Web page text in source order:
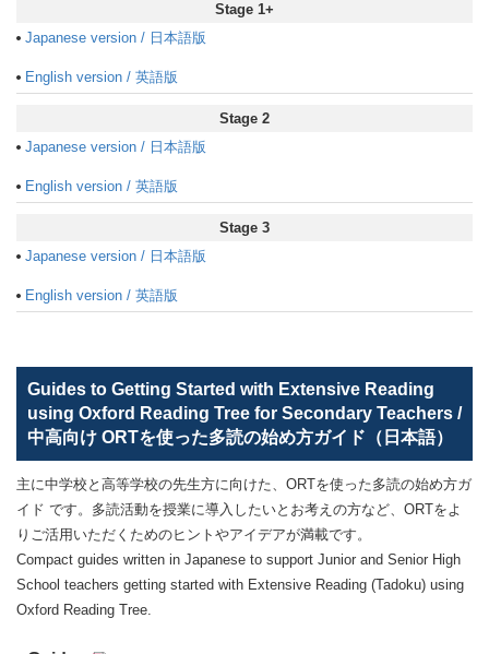
Stage 1+
Japanese version / 日本語版
English version / 英語版
Stage 2
Japanese version / 日本語版
English version / 英語版
Stage 3
Japanese version / 日本語版
English version / 英語版
Guides to Getting Started with Extensive Reading
using Oxford Reading Tree for Secondary Teachers /
中高向け ORTを使った多読の始め方ガイド（日本語）
主に中学校と高等学校の先生方に向けた、ORTを使った多読の始め方ガ
イド です。多読活動を授業に導入したいとお考えの方など、ORTをよ
りご活用いただくためのヒントやアイデアが満載です。
Compact guides written in Japanese to support Junior and Senior High
School teachers getting started with Extensive Reading (Tadoku) using
Oxford Reading Tree.